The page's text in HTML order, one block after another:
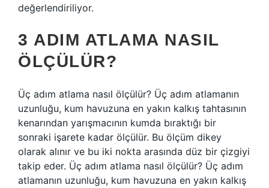
değerlendiriliyor.
3 ADIM ATLAMA NASIL
ÖLÇÜLÜR?
Üç adım atlama nasıl ölçülür? Üç adım atlamanın
uzunluğu, kum havuzuna en yakın kalkış tahtasının
kenarından yarışmacının kumda bıraktığı bir
sonraki işarete kadar ölçülür. Bu ölçüm dikey
olarak alınır ve bu iki nokta arasında düz bir çizgiyi
takip eder. Üç adım atlama nasıl ölçülür? Üç adım
atlamanın uzunluğu, kum havuzuna en yakın kalkış